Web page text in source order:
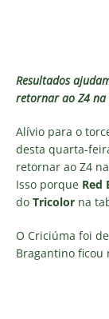
Resultados
retornar ao Z4
Alívio para o
desta quarta-
retornar ao Z4
Isso porque Red
do Tricolor na
O Criciúma foi
Bragantino ficou